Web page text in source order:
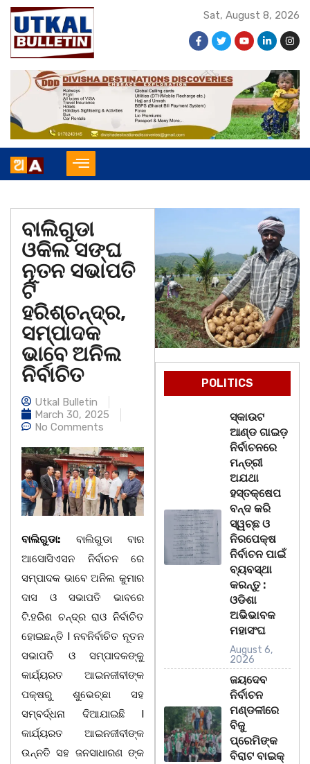
Sat, August 8, 2026
ବାଲିଗୁଡା
ଓକିଲ ସଙ୍ଘ
ନୂତନ ସଭାପତି
ଟି
ହରିଶ୍ଚନ୍ଦ୍ର,
ସମ୍ପାଦକ
ଭାବେ ଅନିଲ
ନିର୍ବାଚିତ
Utkal Bulletin
March 30, 2025
No Comments
ବାଲିଗୁଡା: ବାଲିଗୁଡା ବାର
ଆସୋସିଏସନ ନିର୍ବାଚନ ରେ
ସମ୍ପାଦକ ଭାବେ ଅନିଲ କୁମାର
ଦାସ ଓ ସଭାପତି ଭାବରେ
ଟି.ହରିଶ ଚନ୍ଦ୍ର ରାଓ ନିର୍ବାଚିତ
ହୋଇଛନ୍ତି l ନବନିର୍ବାଚିତ ନୂତନ
ସଭାପତି ଓ ସମ୍ପାଦକଙ୍କୁ
କାର୍ଯ୍ୟରତ ଆଇନଜୀବୀଙ୍କ
ପକ୍ଷରୁ ଶୁଭେଚ୍ଛା ସହ
ସମ୍ବର୍ଦ୍ଧନା ଦିଆଯାଇଛି l
କାର୍ଯ୍ୟରତ ଆଇନଜୀବୀଙ୍କ
ଉନ୍ନତି ସହ ଜନସାଧାରଣ ଙ୍କ
POLITICS
ସ୍କାଉଟ
ଆଣ୍ଡ ଗାଇଡ଼
ନିର୍ବାଚନରେ
ମନ୍ତ୍ରୀ
ଅଯଥା
ହସ୍ତକ୍ଷେପ
ବନ୍ଦ କରି
ସ୍ୱଚ୍ଛ ଓ
ନିରପେକ୍ଷ
ନିର୍ବାଚନ ପାଇଁ
ବ୍ୟବସ୍ଥା
କରନ୍ତୁ :
ଓଡିଶା
ଅଭିଭାବକ
ମହାସଂଘ
August 6,
2026
ଜୟଦେବ
ନିର୍ବାଚନ
ମଣ୍ଡଳୀରେ
ବିଜୁ
ପ୍ରେମିଙ୍କ
ବିରାଟ ବାଇକ୍